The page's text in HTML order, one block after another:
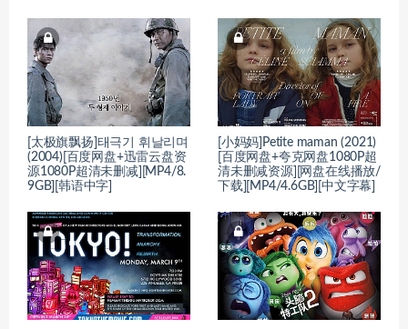
[太极旗飘扬]태극기 휘날리며
(2004)[百度网盘+迅雷云盘资
源1080P超清未删减][MP4/8.
9GB][韩语中字]
[小妈妈]Petite maman (2021)
[百度网盘+夸克网盘1080P超
清未删减资源][网盘在线播放/
下载][MP4/4.6GB][中文字幕]